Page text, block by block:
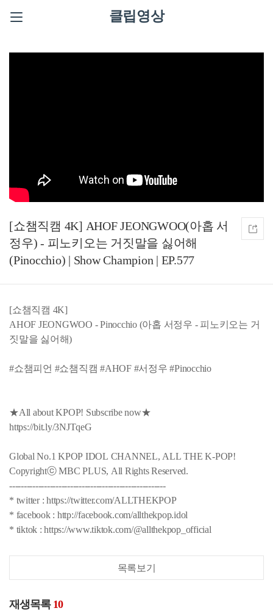
클립영상
[쇼챔직캠 4K] AHOF JEONGWOO(아홉 서
정우) - 피노키오는 거짓말을 싫어해
(Pinocchio) | Show Champion | EP.577
[쇼챔직캠 4K]
AHOF JEONGWOO - Pinocchio (아홉 서정우 - 피노키오는 거
짓말을 싫어해)
#쇼챔피언 #쇼챔직캠 #AHOF #서정우 #Pinocchio
★All about KPOP! Subscribe now★
https://bit.ly/3NJTqeG
Global No.1 KPOP IDOL CHANNEL, ALL THE K-POP!
Copyrightⓒ MBC PLUS, All Rights Reserved.
------------------------------------------------------
* twitter : https://twitter.com/ALLTHEKPOP
* facebook : http://facebook.com/allthekpop.idol
* tiktok : https://www.tiktok.com/@allthekpop_official
목록보기
재생목록 10